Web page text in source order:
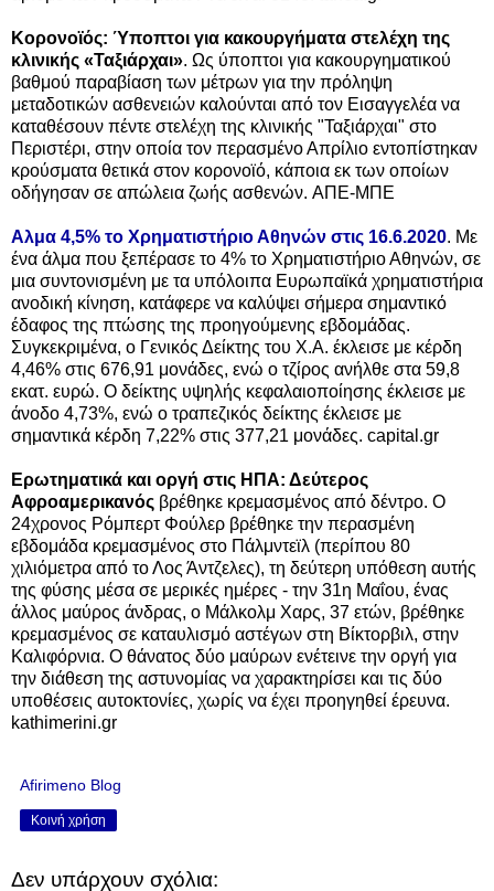
Κορονοϊός: Ύποπτοι για κακουργήματα στελέχη της
κλινικής «Ταξιάρχαι». Ως ύποπτοι για κακουργηματικού
βαθμού παραβίαση των μέτρων για την πρόληψη
μεταδοτικών ασθενειών καλούνται από τον Εισαγγελέα να
καταθέσουν πέντε στελέχη της κλινικής "Ταξιάρχαι" στο
Περιστέρι, στην οποία τον περασμένο Απρίλιο εντοπίστηκαν
κρούσματα θετικά στον κορονοϊό, κάποια εκ των οποίων
οδήγησαν σε απώλεια ζωής ασθενών. ΑΠΕ-ΜΠΕ
Αλμα 4,5% το Χρηματιστήριο Αθηνών στις 16.6.2020. Με
ένα άλμα που ξεπέρασε το 4% το Χρηματιστήριο Αθηνών, σε
μια συντονισμένη με τα υπόλοιπα Ευρωπαϊκά χρηματιστήρια
ανοδική κίνηση, κατάφερε να καλύψει σήμερα σημαντικό
έδαφος της πτώσης της προηγούμενης εβδομάδας.
Συγκεκριμένα, ο Γενικός Δείκτης του Χ.Α. έκλεισε με κέρδη
4,46% στις 676,91 μονάδες, ενώ ο τζίρος ανήλθε στα 59,8
εκατ. ευρώ. Ο δείκτης υψηλής κεφαλαιοποίησης έκλεισε με
άνοδο 4,73%, ενώ ο τραπεζικός δείκτης έκλεισε με
σημαντικά κέρδη 7,22% στις 377,21 μονάδες. capital.gr
Ερωτηματικά και οργή στις ΗΠΑ: Δεύτερος
Αφροαμερικανός βρέθηκε κρεμασμένος από δέντρο. Ο
24χρονος Ρόμπερτ Φούλερ βρέθηκε την περασμένη
εβδομάδα κρεμασμένος στο Πάλμντεϊλ (περίπου 80
χιλιόμετρα από το Λος Άντζελες), τη δεύτερη υπόθεση αυτής
της φύσης μέσα σε μερικές ημέρες - την 31η Μαΐου, ένας
άλλος μαύρος άνδρας, ο Μάλκολμ Χαρς, 37 ετών, βρέθηκε
κρεμασμένος σε καταυλισμό αστέγων στη Βίκτορβιλ, στην
Καλιφόρνια. Ο θάνατος δύο μαύρων ενέτεινε την οργή για
την διάθεση της αστυνομίας να χαρακτηρίσει και τις δύο
υποθέσεις αυτοκτονίες, χωρίς να έχει προηγηθεί έρευνα.
kathimerini.gr
Afirimeno Blog
Κοινή χρήση
Δεν υπάρχουν σχόλια: